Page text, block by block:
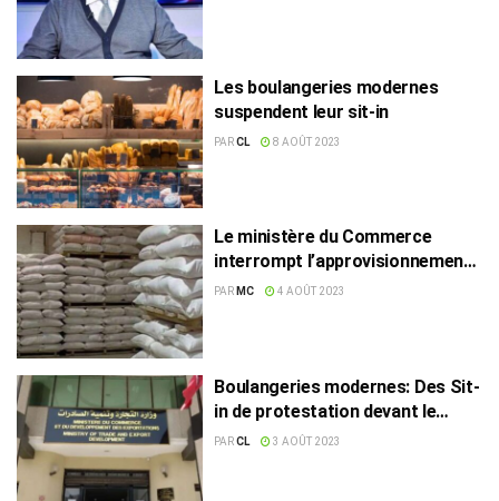
Les boulangeries modernes
suspendent leur sit-in
PARCL 8 AOÛT 2023
Le ministère du Commerce
interrompt l’approvisionnement
en farine et semoule des
PAR MC 4 AOÛT 2023
Boulangeries modernes: Des Sit-
in de protestation devant le
ministère du Commerce
PARCL 3 AOÛT 2023